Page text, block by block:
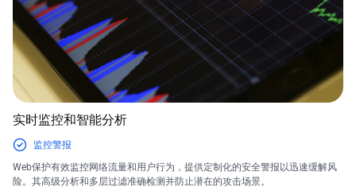
实时监控和智能分析
监控警报
Web保护有效监控网络流量和用户行为，提供定制化的安全警报以迅速缓解风
险。其高级分析和多层过滤准确检测并防止潜在的攻击场景。